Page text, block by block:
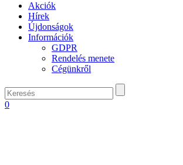
Akciók
Hírek
Újdonságok
Információk
GDPR
Rendelés menete
Cégünkről
0